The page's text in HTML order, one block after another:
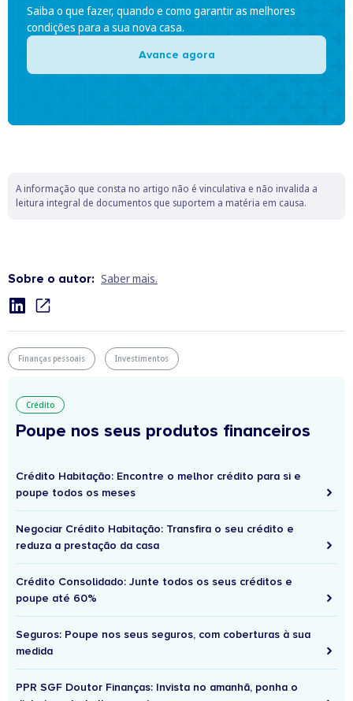
Saiba o que fazer, quando e como garantir as melhores
condições para a sua nova casa.
Avance agora
A informação que consta no artigo não é vinculativa e não invalida a
leitura integral de documentos que suportem a matéria em causa.
Sobre o autor: Saber mais.
Finanças pessoais Investimentos
Crédito
Poupe nos seus produtos financeiros
Crédito Habitação: Encontre o melhor crédito para si e
poupe todos os meses
Negociar Crédito Habitação: Transfira o seu crédito e
reduza a prestação da casa
Crédito Consolidado: Junte todos os seus créditos e
poupe até 60%
Seguros: Poupe nos seus seguros, com coberturas à sua
medida
PPR SGF Doutor Finanças: Invista no amanhã, ponha o